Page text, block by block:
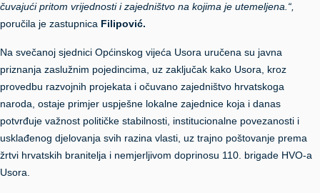
čuvajući pritom vrijednosti i zajedništvo na kojima je utemeljena.“,
poručila je zastupnica Filipović.
Na svečanoj sjednici Općinskog vijeća Usora uručena su javna
priznanja zaslužnim pojedincima, uz zaključak kako Usora, kroz
provedbu razvojnih projekata i očuvano zajedništvo hrvatskoga
naroda, ostaje primjer uspješne lokalne zajednice koja i danas
potvrđuje važnost političke stabilnosti, institucionalne povezanosti i
usklađenog djelovanja svih razina vlasti, uz trajno poštovanje prema
žrtvi hrvatskih branitelja i nemjerljivom doprinosu 110. brigade HVO-a
Usora.